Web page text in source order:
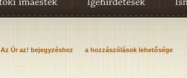
Az Úr az! bejegyzéshez
a hozzászólások lehetősége